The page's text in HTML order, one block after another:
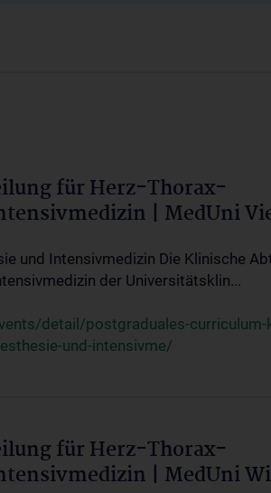
für Herz-Thorax-
| MedUni
und Intensivmedizin Die Klinische
der Universitätsklin...
detail/postgraduales-curriculum-
und-intensivme/
für Herz-Thorax-
| MedUni